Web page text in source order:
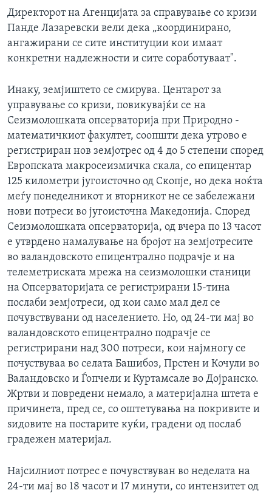
Директорот на Агенцијата за справување со кризи
Панде Лазаревски вели дека „координирано,
ангажирани се сите институции кои имаат
конкретни надлежности и сите соработуваат".
Инаку, земјиштето се смирува. Центарот за
управување со кризи, повикувајќи се на
Сеизмолошката опсерваторија при Природно -
математичкиот факултет, соопшти дека утрово е
регистриран нов земјотрес од 4 до 5 степени според
Европската макросеизмичка скала, со епицентар
125 километри југоисточно од Скопје, но дека ноќта
меѓу понеделникот и вторникот не се забележани
нови потреси во југоисточна Македонија. Според
Сеизмолошката опсерваторија, од вчера по 13 часот
е утврдено намалување на бројот на земјотресите
во валандовското епицентрално подрачје и на
телеметриската мрежа на сеизмолошки станици
на Опсерваторијата се регистрирани 15-тина
послаби земјотреси, од кои само мал дел се
почувствувани од населението. Но, од 24-ти мај во
валандовското епицентрално подрачје се
регистрирани над 300 потреси, кои најмногу се
почуствуваа во селата Башибоз, Прстен и Кочули во
Валандовско и Ѓопчели и Куртамсале во Дојранско.
Жртви и повредени немало, а материјална штета е
причинета, пред се, со оштетувања на покривите и
ѕидовите на постарите куќи, градени од послаб
градежен материјал.
Најсилниот потрес е почувствуван во неделата на
24-ти мај во 18 часот и 17 минути, со интензитет од